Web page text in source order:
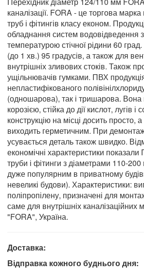
каналізації. FORA - це торгова марка
труб і фітингів класу економ.
обладнання систем водовідведення
температурою стічної рідини 60 град.
(до 1 хв.) 95 градусів, а також для
внутрішніх зливових стоків. Також
ущільнювачів гумками. ПВХ
непластифікованого
(одношарова), так і тришарова. Вона
корозією, стійка до дії кислот, лугів
конструкцію на місці досить просто,
виходить герметичним. При
усувається деталь також швидко.
економічні характеристики показали
труби і фітинги з діаметрами 110-
дуже популярним в приватному
невеликі будови). Характеристики:
поліпропілену, призначені для
саме для внутрішніх
"FORA", Україна.
Доставка:
Відправка кожного буднього дня: